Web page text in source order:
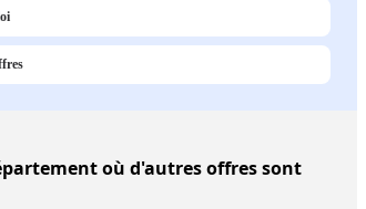
où d'autres offres sont